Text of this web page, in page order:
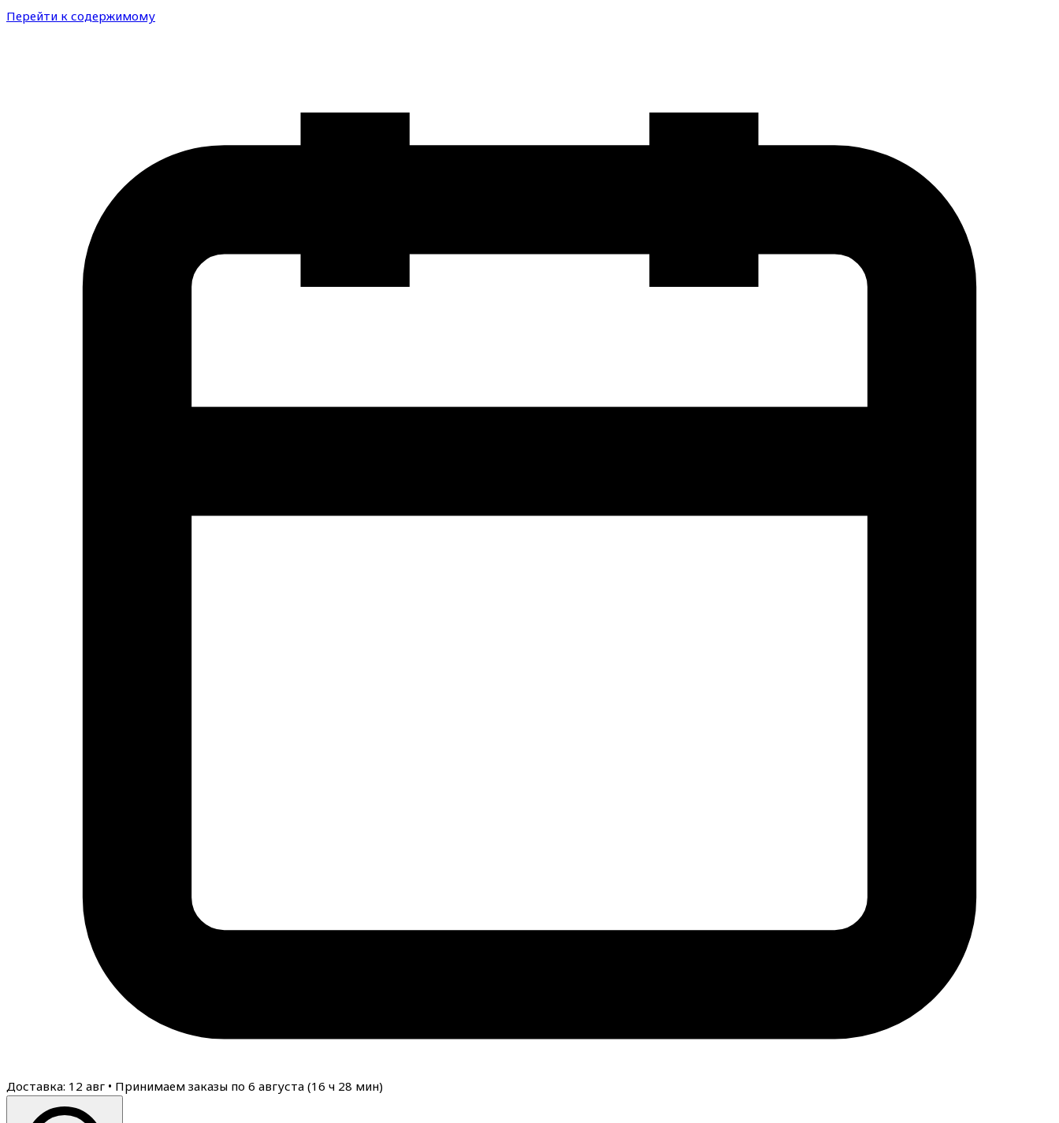
Перейти к содержимому
Доставка: 12 авг • Принимаем заказы по 6 августа (16 ч 28 мин)